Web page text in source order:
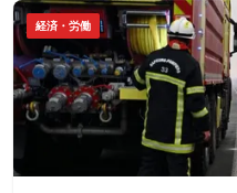
経済・労働